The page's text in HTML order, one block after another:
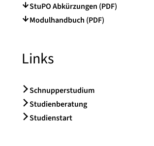
StuPO Abkürzungen (PDF)
Modulhandbuch (PDF)
Links
Schnupperstudium
Studienberatung
Studienstart